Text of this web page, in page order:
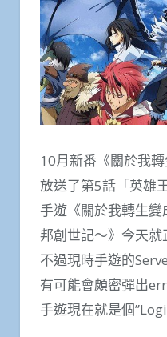
10月新番《關於我
放送了第5話「英雄
手遊《關於我轉生
邦創世記～》今天
不過現時手遊的
有可能會頗密彈出
手遊現在就是個